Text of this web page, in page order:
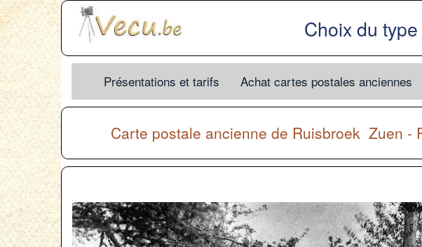
Choix du
Présentations et tarifs Achat cartes postales anciennes
Carte postale ancienne de Ruisbroek Zuen -